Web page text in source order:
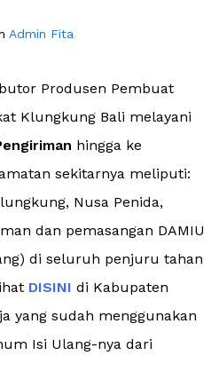
Admin Fita
Produsen Pembuat
Klungkung Bali melayani
hingga ke
sekitarnya meliputi:
Nusa Penida,
dan pemasangan DAMIU
di seluruh penjuru tahan
DISINI di Kabupaten
yang sudah menggunakan
Isi Ulang-nya dari